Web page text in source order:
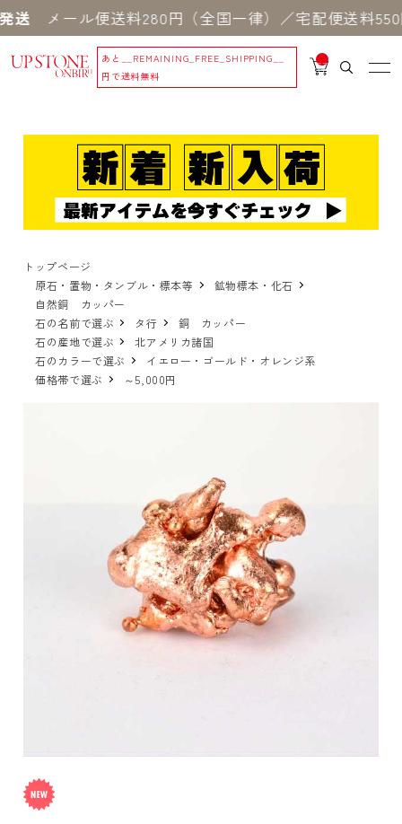
ール便送料280円（全国一律）／宅配便送料550円
あと
__REMAINING_FREE_SHIPPING__
円で送料無料
__
IT
_
トップページ
原石・置物・タンブル・標本等
鉱物標本・化石
自然銅 カッパー
石の名前で選ぶ
タ行
銅 カッパー
石の産地で選ぶ
北アメリカ諸国
石のカラーで選ぶ
イエロー・ゴールド・オレンジ系
価格帯で選ぶ
～5,000円